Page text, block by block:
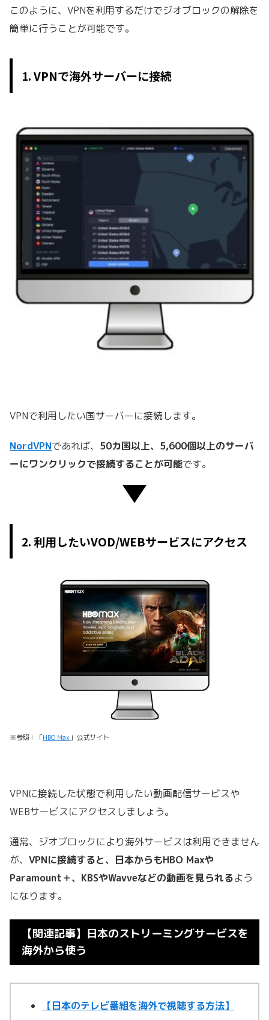
このように、VPNを利用するだけでジオブロックの解除を
簡単に行うことが可能です。
1. VPNで海外サーバーに接続
VPNで利用したい国サーバーに接続します。
NordVPNであれば、 50カ国以上、5,600個以上のサーバ
ーにワンクリックで接続することが可能です。
2. 利用したいVOD/WEBサービスにアクセス
※参照：「HBO Max 」公式サイト
VPNに接続した状態で利用したい動画配信サービスや
WEBサービスにアクセスしましょう。
通常、ジオブロックにより海外サービスは利用できません
が、 VPNに接続すると、 日本からもHBO Maxや
Paramount＋、KBSやWavveなどの動画を見られるよう
になります。
【関連記事】日本のストリーミングサービスを
海外から使う
【日本のテレビ番組を海外で視聴する方法】